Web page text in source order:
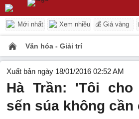
Mới nhất Xem nhiều 💰 Giá vàng
Văn hóa - Giải trí
Xuất bản ngày 18/01/2016 02:52 AM
Hà Trần: 'Tôi cho
sến súa không cần